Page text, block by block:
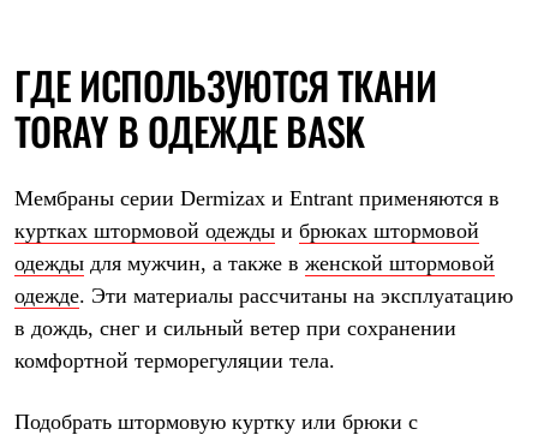
ГДЕ ИСПОЛЬЗУЮТСЯ ТКАНИ
TORAY В ОДЕЖДЕ BASK
Мембраны серии Dermizax и Entrant применяются в
куртках штормовой одежды и брюках штормовой
одежды для мужчин, а также в женской штормовой
одежде. Эти материалы рассчитаны на эксплуатацию
в дождь, снег и сильный ветер при сохранении
комфортной терморегуляции тела.
Подобрать штормовую куртку или брюки с